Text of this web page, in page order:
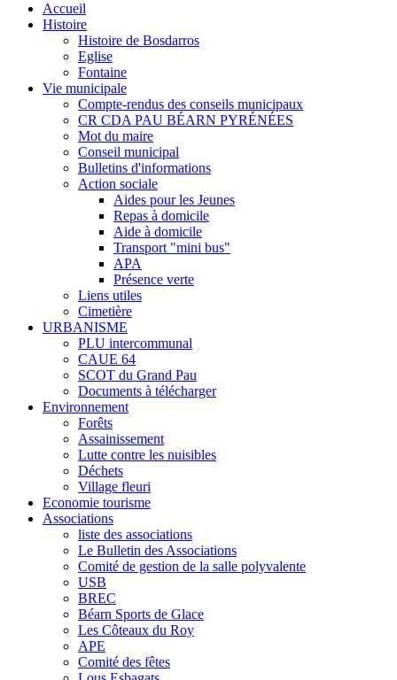
Accueil
Histoire
Histoire de Bosdarros
Eglise
Fontaine
Vie municipale
Compte-rendus des conseils municipaux
CR CDA PAU BÉARN PYRÉNÉES
Mot du maire
Conseil municipal
Bulletins d'informations
Action sociale
Aides pour les Jeunes
Repas à domicile
Aide à domicile
Transport "mini bus"
APA
Présence verte
Liens utiles
Cimetière
URBANISME
PLU intercommunal
CAUE 64
SCOT du Grand Pau
Documents à télécharger
Environnement
Forêts
Assainissement
Lutte contre les nuisibles
Déchets
Village fleuri
Economie tourisme
Associations
liste des associations
Le Bulletin des Associations
Comité de gestion de la salle polyvalente
USB
BREC
Béarn Sports de Glace
Les Côteaux du Roy
APE
Comité des fêtes